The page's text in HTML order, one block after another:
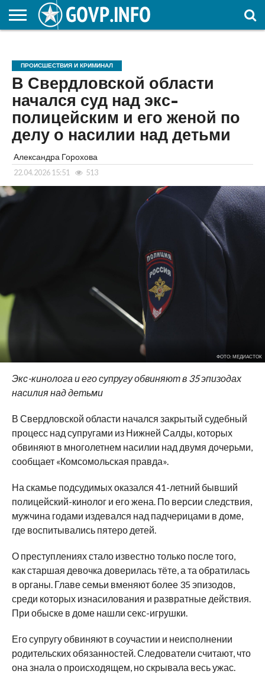
ОБРАЗОВАНИЕ
ПРОИСШЕСТВИЯ И КРИМИНАЛ
В Свердловской области
начался суд над экс-
полицейским и его женой по
делу о насилии над детьми
Александра Горохова
22.04.2026 15:51 513
ФОТО: МЕДИАСТОК
Экс-кинолога и его супругу обвиняют в 35 эпизодах
насилия над детьми
В Свердловской области начался закрытый судебный
процесс над супругами из Нижней Салды, которых
обвиняют в многолетнем насилии над двумя дочерьми,
сообщает «Комсомольская правда».
На скамье подсудимых оказался 41-летний бывший
полицейский-кинолог и его жена. По версии следствия,
мужчина годами издевался над падчерицами в доме,
где воспитывались пятеро детей.
О преступлениях стало известно только после того,
как старшая девочка доверилась тёте, а та обратилась
в органы. Главе семьи вменяют более 35 эпизодов,
среди которых изнасилования и развратные действия.
При обыске в доме нашли секс-игрушки.
Его супругу обвиняют в соучастии и неисполнении
родительских обязанностей. Следователи считают, что
она знала о происходящем, но скрывала весь ужас.